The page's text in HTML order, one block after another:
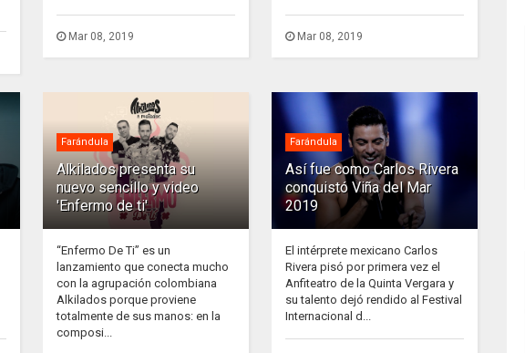
Mar 08, 2019 Mar 08, 2019
Farándula
Alkilados presenta su
nuevo sencillo y video
'Enfermo de ti'
“Enfermo De Ti” es un
lanzamiento que conecta mucho
con la agrupación colombiana
Alkilados porque proviene
totalmente de sus manos: en la
composi...
Farándula
Así fue como Carlos Rivera
conquistó Viña del Mar
2019
El intérprete mexicano Carlos
Rivera pisó por primera vez el
Anfiteatro de la Quinta Vergara y
su talento dejó rendido al Festival
Internacional d...